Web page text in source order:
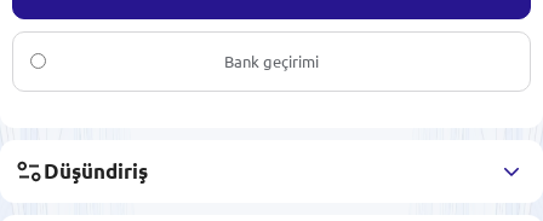
Bank geçirimi
Düşündiriş